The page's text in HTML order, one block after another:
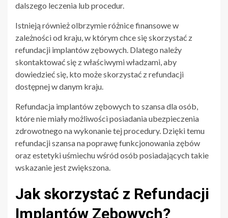
dalszego leczenia lub procedur.
Istnieją również olbrzymie różnice finansowe w
zależności od kraju, w którym chce się skorzystać z
refundacji implantów zębowych. Dlatego należy
skontaktować się z właściwymi władzami, aby
dowiedzieć się, kto może skorzystać z refundacji
dostępnej w danym kraju.
Refundacja implantów zębowych to szansa dla osób,
które nie miały możliwości posiadania ubezpieczenia
zdrowotnego na wykonanie tej procedury. Dzięki temu
refundacji szansa na poprawę funkcjonowania zębów
oraz estetyki uśmiechu wśród osób posiadających takie
wskazanie jest zwiększona.
Jak skorzystać z Refundacji
Implantów Zębowych?